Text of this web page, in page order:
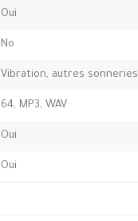
Oui
No
Vibration, autres sonneries
64, MP3, WAV
Oui
Oui